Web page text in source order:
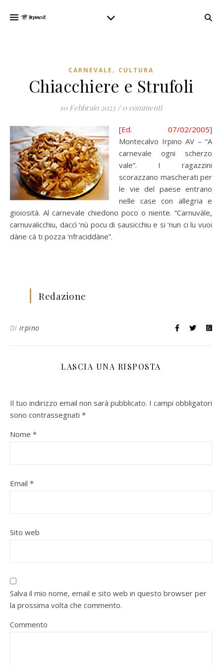
CARNEVALE , CULTURA
Chiacchiere e Strufoli
10 Febbraio 2023 / 0 commenti
[ Ed. 07/02/2005]
Montecalvo Irpino AV – “A
carnevale ogni scherzo
vale”. I ragazzini
scorazzano mascherati per
le vie del paese entrano
nelle case con allegria e
gioiosità. Al carnevale chiedono poco o niente. “Carnuvàle,
carnuvalicchiu, daccì ‘nù pocu di sausicchiu e si ‘nun ci lu vuoi
dàne cà ti pozza ‘nfraciddàne”.
Redazione
Di irpino
LASCIA UNA RISPOSTA
Il tuo indirizzo email non sarà pubblicato. I campi obbligatori
sono contrassegnati *
Nome *
Email *
Sito web
Salva il mio nome, email e sito web in questo browser per
la prossima volta che commento.
Commento